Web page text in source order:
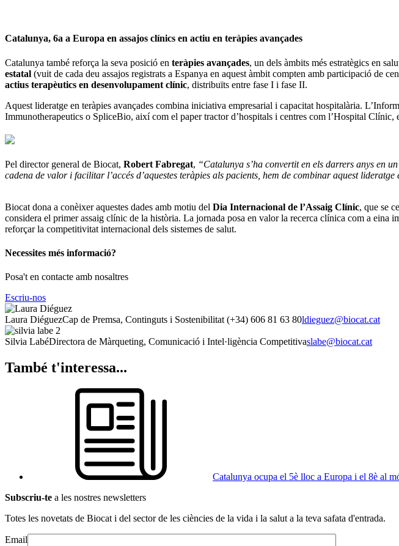
Catalunya, 6a a Europa en assajos clínics en actiu en teràpies avançades
Catalunya també reforça la seva posició en teràpies avançades, un dels àmbits més estratègics en
estatal (vuit de cada deu assajos registrats a Espanya en aquest àmbit compten amb participació de
actius terapèutics en desenvolupament clínic, distribuïts entre fase I i fase II.
Aquest lideratge en teràpies avançades combina iniciativa empresarial i capacitat hospitalària.
Immunotherapeutics o SpliceBio, així com el paper tractor d’hospitals i centres com l’Hospital
Pel director general de Biocat, Robert Fabregat, “Catalunya s’ha convertit en els darrers anys en
cadena de valor i facilitar l’accés d’aquestes teràpies als pacients, hem de combinar aquest
Biocat dona a conèixer aquestes dades amb motiu del Dia Internacional de l’Assaig Clínic, que se
considera el primer assaig clínic de la història. La jornada posa en valor la recerca clínica com a
reforçar la competitivitat internacional dels sistemes de salut.
Necessites més informació?
Posa't en contacte amb nosaltres
Escriu-nos
Laura DiéguezCap de Premsa, Continguts i Sostenibilitat (+34) 606 81 63 80ldieguez@biocat.cat
Silvia LabéDirectora de Màrqueting, Comunicació i Intel·ligència Competitivaslabe@biocat.cat
També t'interessa...
Catalunya ocupa el 5è lloc a Europa i el 8è al
Subscriu-te a les nostres newsletters
Totes les novetats de Biocat i del sector de les ciències de la vida i la salut a la teva safata d'entrada.
Email